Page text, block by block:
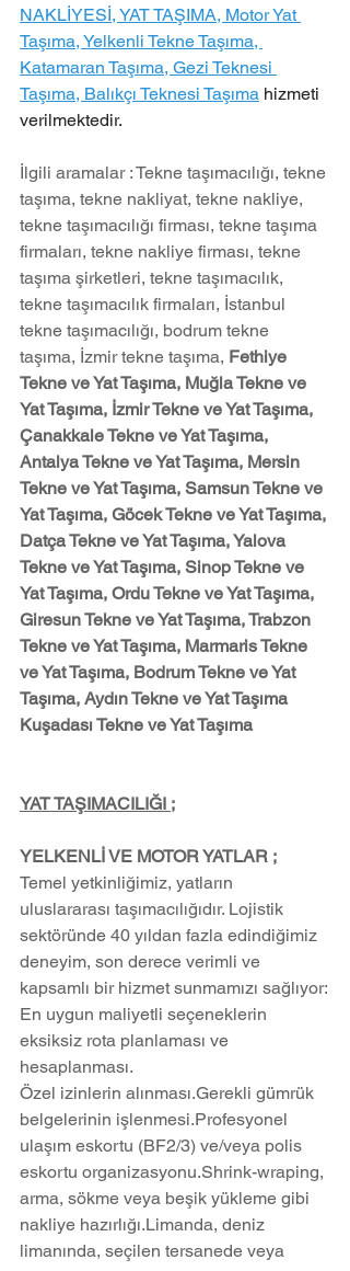
NAKLİYESİ, YAT TAŞIMA, Motor Yat
Taşıma, Yelkenli Tekne Taşıma,
Katamaran Taşıma, Gezi Teknesi
Taşıma, Balıkçı Teknesi Taşıma hizmeti
verilmektedir.
İlgili aramalar : Tekne taşımacılığı, tekne
taşıma, tekne nakliyat, tekne nakliye,
tekne taşımacılığı firması, tekne taşıma
firmaları, tekne nakliye firması, tekne
taşıma şirketleri, tekne taşımacılık,
tekne taşımacılık firmaları, İstanbul
tekne taşımacılığı, bodrum tekne
taşıma, İzmir tekne taşıma, Fethiye
Tekne ve Yat Taşıma, Muğla Tekne ve
Yat Taşıma, İzmir Tekne ve Yat Taşıma,
Çanakkale Tekne ve Yat Taşıma,
Antalya Tekne ve Yat Taşıma, Mersin
Tekne ve Yat Taşıma, Samsun Tekne ve
Yat Taşıma, Göcek Tekne ve Yat Taşıma,
Datça Tekne ve Yat Taşıma, Yalova
Tekne ve Yat Taşıma, Sinop Tekne ve
Yat Taşıma, Ordu Tekne ve Yat Taşıma,
Giresun Tekne ve Yat Taşıma, Trabzon
Tekne ve Yat Taşıma, Marmaris Tekne
ve Yat Taşıma, Bodrum Tekne ve Yat
Taşıma, Aydın Tekne ve Yat Taşıma
Kuşadası Tekne ve Yat Taşıma
YAT TAŞIMACILIĞI ;
YELKENLİ VE MOTOR YATLAR ;
Temel yetkinliğimiz, yatların
uluslararası taşımacılığıdır. Lojistik
sektöründe 40 yıldan fazla edindiğimiz
deneyim, son derece verimli ve
kapsamlı bir hizmet sunmamızı sağlıyor:
En uygun maliyetli seçeneklerin
eksiksiz rota planlaması ve
hesaplanması.
Özel izinlerin alınması.Gerekli gümrük
belgelerinin işlenmesi.Profesyonel
ulaşım eskortu (BF2/3) ve/veya polis
eskortu organizasyonu.Shrink-wraping,
arma, sökme veya beşik yükleme gibi
nakliye hazırlığı.Limanda, deniz
limanında, seçilen tersanede veya